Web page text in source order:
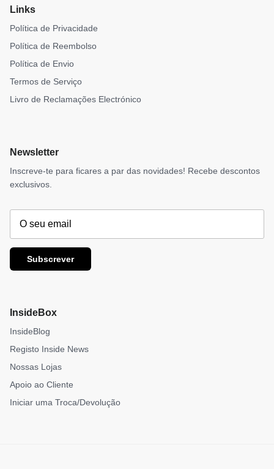
Links
Política de Privacidade
Política de Reembolso
Política de Envio
Termos de Serviço
Livro de Reclamações Electrónico
Newsletter
Inscreve-te para ficares a par das novidades! Recebe descontos
exclusivos.
Subscrever
InsideBox
InsideBlog
Registo Inside News
Nossas Lojas
Apoio ao Cliente
Iniciar uma Troca/Devolução